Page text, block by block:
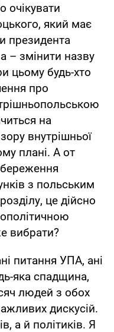
очікувати
який має
президента
– змінити назву
цьому будь-хто
про
на
внутрішньої
плані. А от
з польським
це дійсно
вибрати?
питання УПА, ані
яка спадщина,
людей з обох
дискусій.
а й політиків. Я